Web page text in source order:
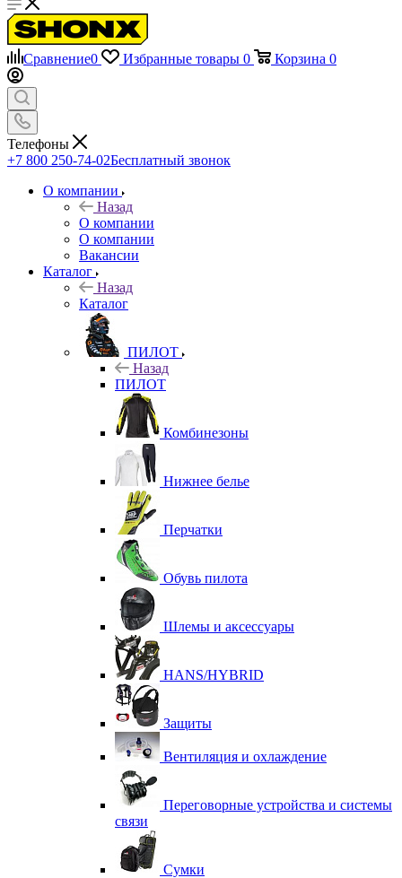
Сравнение0 Избранные товары 0 Корзина 0
Телефоны
+7 800 250-74-02Бесплатный звонок
О компании
Назад
О компании
О компании
Вакансии
Каталог
Назад
Каталог
ПИЛОТ
Назад
ПИЛОТ
Комбинезоны
Нижнее белье
Перчатки
Обувь пилота
Шлемы и аксессуары
HANS/HYBRID
Защиты
Вентиляция и охлаждение
Переговорные устройства и системы
связи
Сумки